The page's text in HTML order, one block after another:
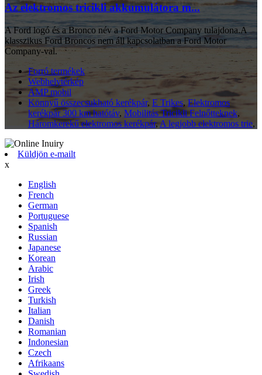
Az elektromos tricikli akkumulátora m...
A Ford logó és a Bronco név a Ford Motor Company tulajdona.A
klasszikus Ford Broncos nem áll kapcsolatban a Ford Motor
Company-val.
Forró termékek
Webhelytérkép
AMP mobil
Könnyű összecsukható kerékpár, E Trikes, Elektromos
kerékpár 300 km hatótáv, Mobilitás Tricikli Felnőtteknek,
Háromkerekű elektromos kerékpár,A legjobb elektromos trie,
Küldjön e-mailt
x
English
French
German
Portuguese
Spanish
Russian
Japanese
Korean
Arabic
Irish
Greek
Turkish
Italian
Danish
Romanian
Indonesian
Czech
Afrikaans